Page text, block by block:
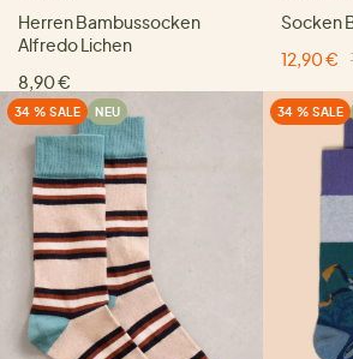
Herren Bambussocken
Alfredo Lichen
8,90 €
Socken
12,90 €
34 % SALE NEU 34 % SALE